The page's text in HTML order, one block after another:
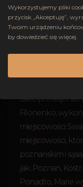
Jako
Filonenko,
miejscowości
miejscowości,
poznańskim i
jak: Poznań,
Ponadto, Marie
Wykorzystujemy pliki
przycisk „Akceptuję”,
Twoim urządzeniu
by dowiedzieć się więcej.